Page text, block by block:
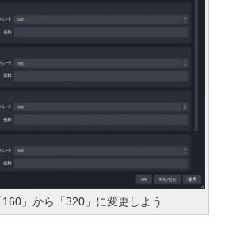
」から「320」に変更しよう